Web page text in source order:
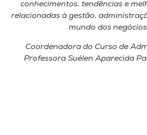
conhecimentos, tendências e
relacionadas à gestão,
mundo dos
Coordenadora do Curso de
Professora Suélen Aparecida